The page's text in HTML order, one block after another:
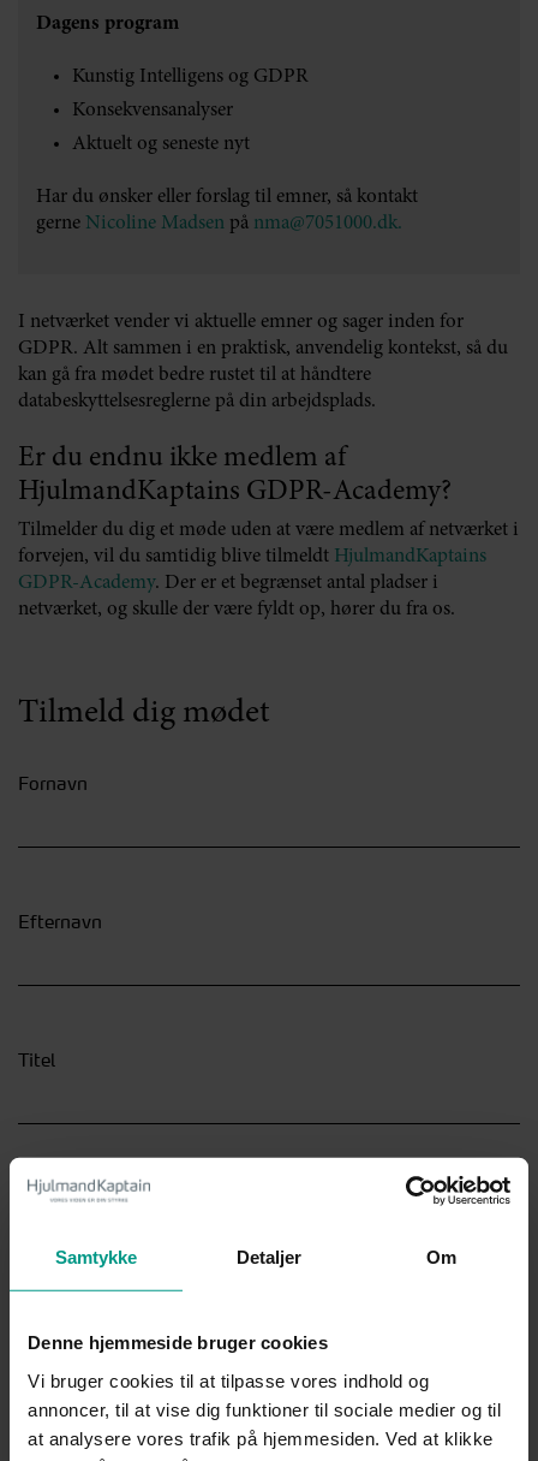
Samtykke Detaljer Om
Denne hjemmeside bruger cookies
Vi bruger cookies til at tilpasse vores indhold og
annoncer, til at vise dig funktioner til sociale medier og til
at analysere vores trafik på hjemmesiden. Ved at klikke
Dagens program
Kunstig Intelligens og GDPR
Konsekvensanalyser
Aktuelt og seneste nyt
Har du ønsker eller forslag til emner, så kontakt
gerne Nicoline Madsen på nma@7051000.dk.
I netværket vender vi aktuelle emner og sager inden for
GDPR. Alt sammen i en praktisk, anvendelig kontekst, så du
kan gå fra mødet bedre rustet til at håndtere
databeskyttelsesreglerne på din arbejdsplads.
Er du endnu ikke medlem af
HjulmandKaptains GDPR-Academy?
Tilmelder du dig et møde uden at være medlem af netværket i
forvejen, vil du samtidig blive tilmeldt HjulmandKaptains
GDPR-Academy. Der er et begrænset antal pladser i
netværket, og skulle der være fyldt op, hører du fra os.
Tilmeld dig mødet
Fornavn
Efternavn
Titel
Virksomhed
Mail